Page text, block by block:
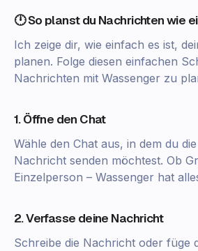
🕛 So planst du Nachrichten wie
Ich zeige dir, wie einfach es ist,
planen. Folge diesen einfachen
Nachrichten mit Wassenger zu
1. Öffne den Chat
Wähle den Chat aus, in dem du
Nachricht senden möchtest. Ob
Einzelperson – Wassenger hat
2. Verfasse deine Nachricht
Schreibe die Nachricht oder füge